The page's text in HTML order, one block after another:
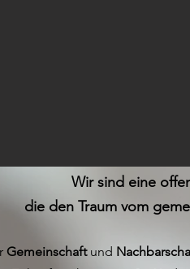
Wir sind eine
die den Traum vom
Gemeinschaftund